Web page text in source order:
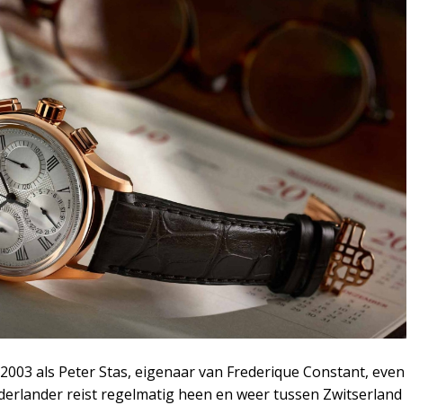
als Peter Stas, eigenaar van Frederique Constant, even
reist regelmatig heen en weer tussen Zwitserland